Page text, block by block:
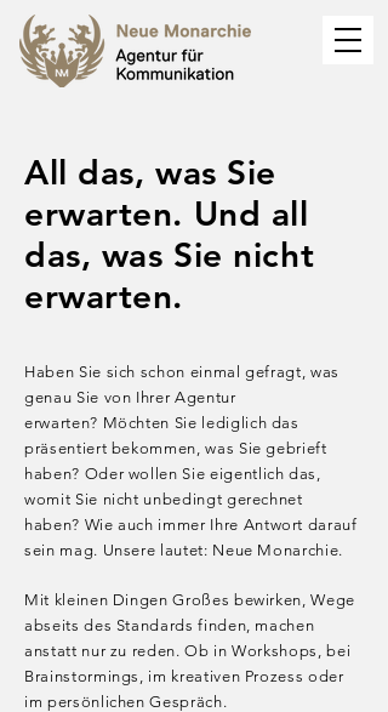
Haben Sie sich schon einmal gefragt, was
genau Sie von Ihrer Agentur
erwarten? Möchten Sie lediglich das
präsentiert bekommen, was Sie gebrieft
haben? Oder wollen Sie eigentlich das,
womit Sie nicht unbedingt gerechnet
haben? Wie auch immer Ihre Antwort darauf
sein mag. Unsere lautet: Neue Monarchie.
Mit kleinen Dingen Großes bewirken, Wege
abseits des Standards finden, machen
anstatt nur zu reden. Ob in Workshops, bei
Brainstormings, im kreativen Prozess oder
im persönlichen Gespräch.
All das, was Sie
erwarten. Und all
das, was Sie nicht
erwarten.